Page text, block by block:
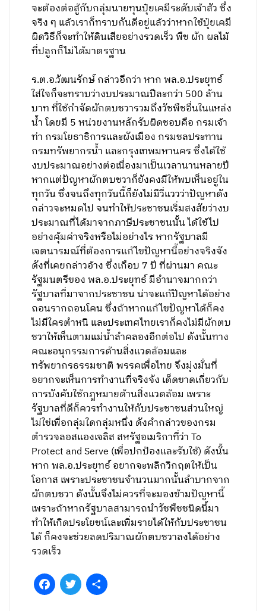
จะต้องต่อสู้กับกลุ่มนายทุนปุ๋ยเคมีระดับเจ้าสัว ซึ่ง
จริง ๆ แล้วเราก็ทราบกันดีอยู่แล้วว่าหากใช้ปุ๋ยเคมี
ผิดวิธีก็จะทำให้ดินเสียอย่างรวดเร็ว พืช ผัก ผลไม้
ที่ปลูกก็ไม่ได้มาตรฐาน
ร.ต.อ.วัฒนรักษ์ กล่าวอีกว่า หาก พล.อ.ประยุทธ์
ใส่ใจก็จะทราบว่างบประมาณปีละกว่า 500 ล้าน
บาท ที่ใช้กำจัดผักตบชวารวมถึงวัชพืชอื่นในแหล่ง
น้ำ โดยมี 5 หน่วยงานหลักรับผิดชอบคือ กรมเจ้า
ท่า กรมโยธาธิการและผังเมือง กรมชลประทาน
กรมทรัพยากรน้ำ และกรุงเทพมหานคร ซึ่งได้ใช้
งบประมาณอย่างต่อเนื่องมาเป็นเวลานานหลายปี
หากแต่ปัญหาผักตบชวาก็ยังคงมีให้พบเห็นอยู่ใน
ทุกวัน ซึ่งจนถึงทุกวันนี้ก็ยังไม่มีวี่แววว่าปัญหาดัง
กล่าวจะหมดไป จนทำให้ประชาชนเริ่มสงสัยว่างบ
ประมาณที่ได้มาจากภาษีประชาชนนั้น ได้ใช้ไป
อย่างคุ้มค่าจริงหรือไม่อย่างไร หากรัฐบาลมี
เจตนารมณ์ที่ต้องการแก้ไขปัญหานี้อย่างจริงจัง
ดังที่เคยกล่าวอ้าง ซึ่งเกือบ 7 ปี ที่ผ่านมา คณะ
รัฐมนตรีของ พล.อ.ประยุทธ์ มีอำนาจมากกว่า
รัฐบาลที่มาจากประชาชน น่าจะแก้ปัญหาได้อย่าง
ถอนรากถอนโคน ซึ่งถ้าหากแก้ไขปัญหาได้ก็คง
ไม่มีใครตำหนิ และประเทศไทยเราก็คงไม่มีผักตบ
ชวาให้เห็นตามแม่น้ำลำคลองอีกต่อไป ดังนั้นทาง
คณะอนุกรรมการด้านสิ่งแวดล้อมและ
ทรัพยากรธรรมชาติ พรรคเพื่อไทย จึงมุ่งมั่นที่
อยากจะเห็นการทำงานที่จริงจัง เด็ดขาดเกี่ยวกับ
การบังคับใช้กฎหมายด้านสิ่งแวดล้อม เพราะ
รัฐบาลที่ดีก็ควรทำงานให้กับประชาชนส่วนใหญ่
ไม่ใช่เพื่อกลุ่มใดกลุ่มหนึ่ง ดังคำกล่าวของกรม
ตำรวจลอสแองเจลิส สหรัฐอเมริกาที่ว่า To
Protect and Serve (เพื่อปกป้องและรับใช้) ดังนั้น
หาก พล.อ.ประยุทธ์ อยากจะพลิกวิกฤตให้เป็น
โอกาส เพราะประชาชนจำนวนมากนั้นลำบากจาก
ผักตบชวา ดังนั้นจึงไม่ควรที่จะมองข้ามปัญหานี้
เพราะถ้าหากรัฐบาลสามารถนำวัชพืชชนิดนี้มา
ทำให้เกิดประโยชน์เละเพิ่มรายได้ให้กับประชาชน
ได้ ก็คงจะช่วยลดปริมาณผักตบชวาลงได้อย่าง
รวดเร็ว
FacebookTwitter